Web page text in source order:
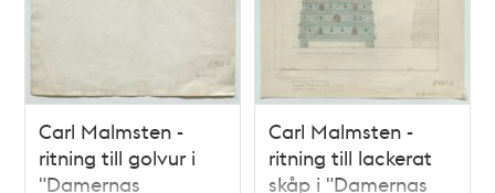
Carl Malmsten -
ritning till golvur i
"Damernas
Carl Malmsten -
ritning till lackerat
skåp i "Damernas